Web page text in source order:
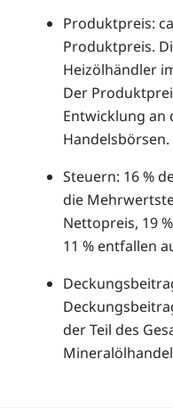
Produktpreis:
Produktpreis.
Heizölhändler
Der
Entwicklung an
Handelsbörsen.
Steuern: 16 %
die
Nettopreis, 19
11 % entfallen
der Teil des